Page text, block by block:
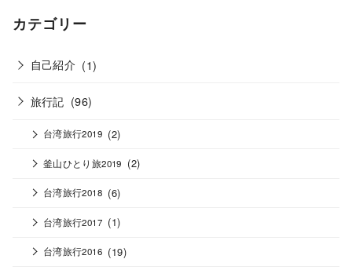
カテゴリー
自己紹介 (1)
旅行記 (96)
台湾旅行2019 (2)
釜山ひとり旅2019 (2)
台湾旅行2018 (6)
台湾旅行2017 (1)
台湾旅行2016 (19)